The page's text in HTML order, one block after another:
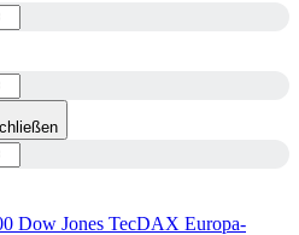
Dow Jones TecDAX Europa-